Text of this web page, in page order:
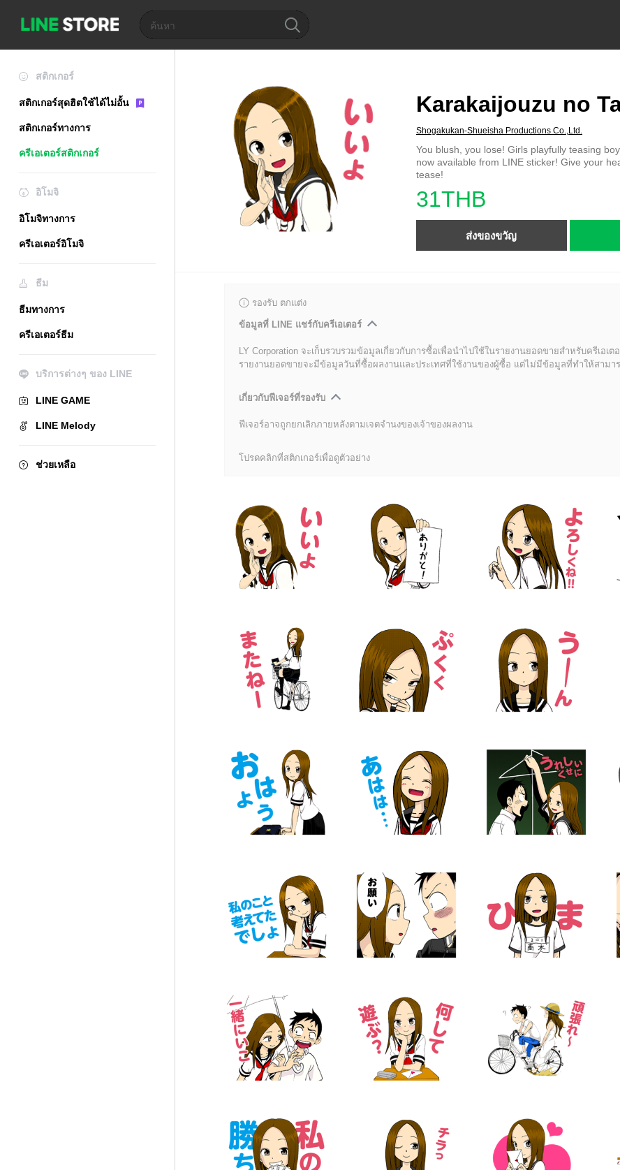
สติกเกอร์
สติกเกอร์สุดฮิตใช้ได้ไม่อั้น
สติกเกอร์ทางการ
ครีเอเตอร์สติกเกอร์
อิโมจิ
อิโมจิทางการ
ครีเอเตอร์อิโมจิ
ธีม
ธีมทางการ
ครีเอเตอร์ธีม
บริการต่างๆ ของ LINE
LINE GAME
LINE Melody
ช่วยเหลือ
Karakaijouzu no
Shogakukan-Shueisha Productions Co.,Ltd.
You blush, you lose! Girls playfully teasing
now available from LINE sticker! Give your
tease!
31THB
ส่งของขวัญ
รองรับ ตกแต่ง
ข้อมูลที่ LINE แชร์กับครีเอเตอร์
LY Corporation จะเก็บรวบรวมข้อมูลเกี่ยวกับการซื้อเพื่อนำไปใช้ในรายงานยอดขายสำหรับครีเอเต
รายงานยอดขายจะมีข้อมูลวันที่ซื้อผลงานและประเทศที่ใช้งานของผู้ซื้อ แต่ไม่มีข้อมูลที่ทำให้สามา
เกี่ยวกับฟีเจอร์ที่รองรับ
ฟีเจอร์อาจถูกยกเลิกภายหลังตามเจตจำนงของเจ้าของผลงาน
โปรดคลิกที่สติกเกอร์เพื่อดูตัวอย่าง